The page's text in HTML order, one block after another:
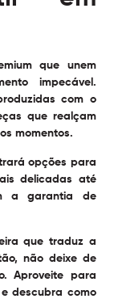
que unem
impecável.
com o
que realçam
momentos.
opções para
delicadas até
a garantia de
que traduz a
não deixe de
Aproveite para
e descubra como